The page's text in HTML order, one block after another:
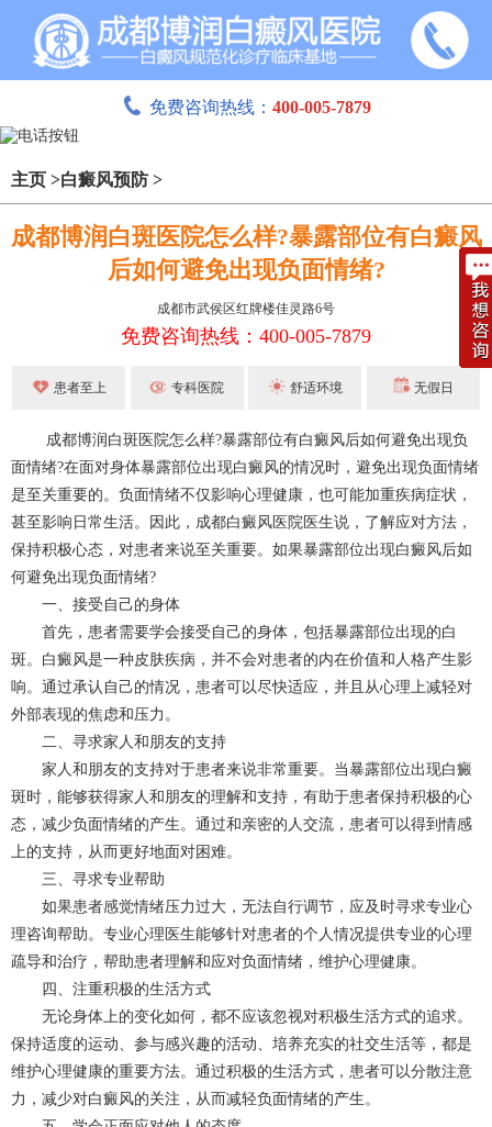
免费咨询热线： 400-005-7879
主页 >白癜风预防 >
成都博润白斑医院怎么样?暴露部位有白癜风
后如何避免出现负面情绪?
成都市武侯区红牌楼佳灵路6号
免费咨询热线：400-005-7879
患者至上 专科医院 舒适环境 无假日
成都博润白斑医院怎么样?暴露部位有白癜风后如何避免出现负
面情绪?在面对身体暴露部位出现白癜风的情况时，避免出现负面情绪
是至关重要的。负面情绪不仅影响心理健康，也可能加重疾病症状，
甚至影响日常生活。因此， 成都白癜风 医院医生说，了解应对方法，
保持积极心态，对患者来说至关重要。如果暴露部位出现白癜风后如
何避免出现负面情绪?
一、接受自己的身体
首先，患者需要学会接受自己的身体，包括暴露部位出现的白
斑。白癜风是一种皮肤疾病，并不会对患者的内在价值和人格产生影
响。通过承认自己的情况，患者可以尽快适应，并且从心理上减轻对
外部表现的焦虑和压力。
二、寻求家人和朋友的支持
家人和朋友的支持对于患者来说非常重要。当暴露部位出现白癜
斑时，能够获得家人和朋友的理解和支持，有助于患者保持积极的心
态，减少负面情绪的产生。通过和亲密的人交流，患者可以得到情感
上的支持，从而更好地面对困难。
三、寻求专业帮助
如果患者感觉情绪压力过大，无法自行调节，应及时寻求专业心
理咨询帮助。专业心理医生能够针对患者的个人情况提供专业的心理
疏导和治疗，帮助患者理解和应对负面情绪，维护心理健康。
四、注重积极的生活方式
无论身体上的变化如何，都不应该忽视对积极生活方式的追求。
保持适度的运动、参与感兴趣的活动、培养充实的社交生活等，都是
维护心理健康的重要方法。通过积极的生活方式，患者可以分散注意
力，减少对白癜风的关注，从而减轻负面情绪的产生。